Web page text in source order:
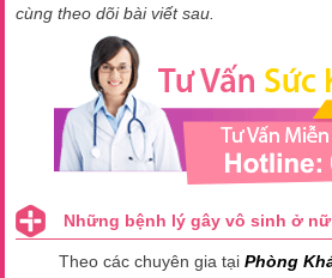
cùng theo dõi bài viết sau.
Những bệnh lý gây vô sinh ở
Theo các chuyên gia tạiPhòng